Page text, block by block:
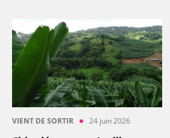
VIENT DE SORTIR 24 juin 2026